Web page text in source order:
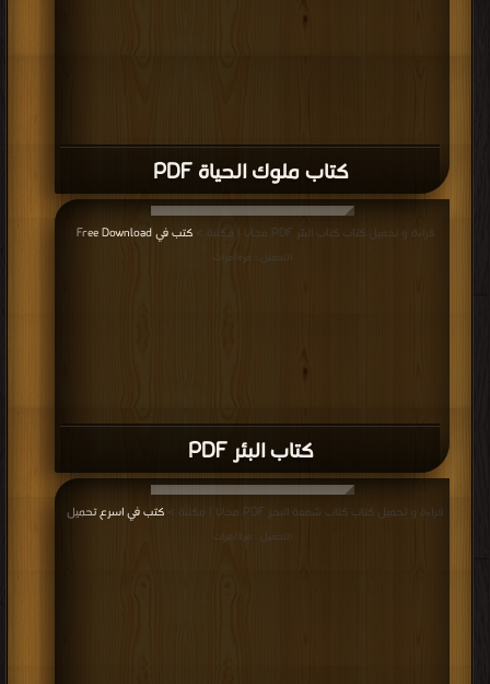
كتاب ملوك الحياة PDF
كتاب البئر PDF
قراءة و تحميل كتاب كتاب البئر PDF مجانا | مكتبة > كتب في Free Download
التحميل : مرة/مرات
قراءة و تحميل كتاب كتاب شمعة البحر PDF مجانا | مكتبة > كتب في اسرع تحميل
التحميل : مرة/مرات